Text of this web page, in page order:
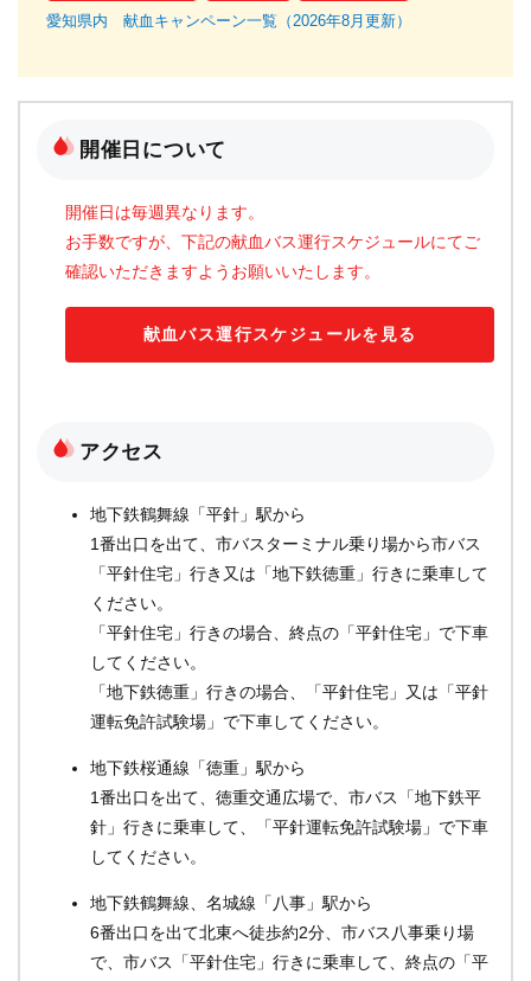
愛知県内 献血キャンペーン一覧（2026年8月更新）
開催日について
開催日は毎週異なります。
お手数ですが、下記の献血バス運行スケジュールにてご
確認いただきますようお願いいたします。
献血バス運行スケジュールを見る
アクセス
地下鉄鶴舞線「平針」駅から
1番出口を出て、市バスターミナル乗り場から市バス
「平針住宅」行き又は「地下鉄徳重」行きに乗車して
ください。
「平針住宅」行きの場合、終点の「平針住宅」で下車
してください。
「地下鉄徳重」行きの場合、「平針住宅」又は「平針
運転免許試験場」で下車してください。
地下鉄桜通線「徳重」駅から
1番出口を出て、徳重交通広場で、市バス「地下鉄平
針」行きに乗車して、「平針運転免許試験場」で下車
してください。
地下鉄鶴舞線、名城線「八事」駅から
6番出口を出て北東へ徒歩約2分、市バス八事乗り場
で、市バス「平針住宅」行きに乗車して、終点の「平